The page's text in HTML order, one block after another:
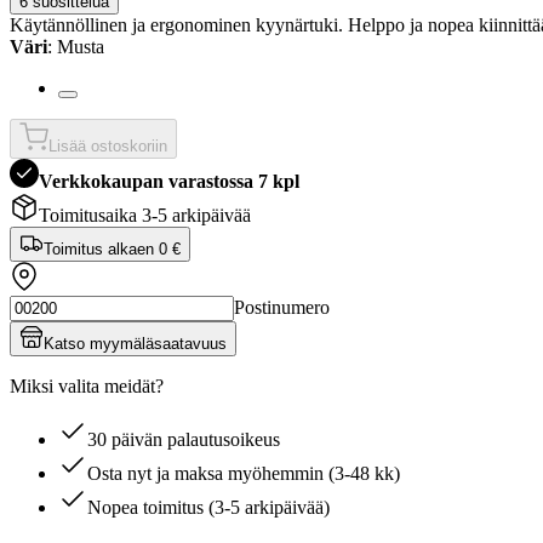
Käytännöllinen ja ergonominen kyynärtuki. Helppo ja nopea
Väri: Musta
Lisää ostoskoriin
Verkkokaupan varastossa 7 kpl
Toimitusaika 3-5 arkipäivää
Toimitus alkaen 0 €
Postinumero
Katso myymäläsaatavuus
Miksi valita meidät?
30 päivän palautusoikeus
Osta nyt ja maksa myöhemmin (3-48 kk)
Nopea toimitus (3-5 arkipäivää)